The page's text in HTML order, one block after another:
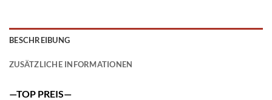
BESCHREIBUNG
ZUSÄTZLICHE INFORMATIONEN
—TOP PREIS—